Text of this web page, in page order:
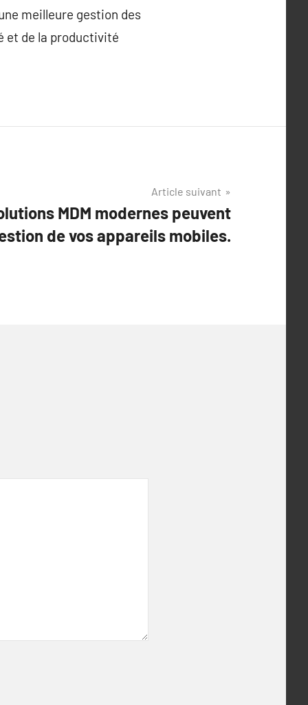
meilleure gestion des
et de la productivité
Article suivant
MDM modernes peuvent
de vos appareils mobiles.